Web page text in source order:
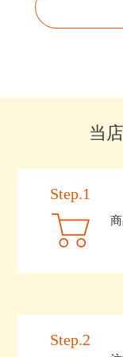
当
Step.1
Step.2